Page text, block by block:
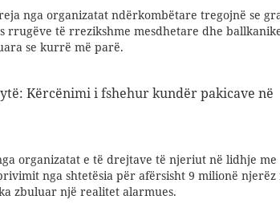
nga organizatat ndërkombëtare tregojnë se
rrugëve të rrezikshme mesdhetare dhe
se kurrë më parë.
Kërcënimi i fshehur kundër pakicave në
organizatat e të drejtave të njeriut në lidhje me
nga shtetësia për afërsisht 9 milionë njerëz
zbuluar një realitet alarmues.